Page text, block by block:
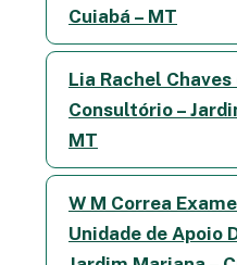
Cuiabá – MT
Lia Rachel
Consultório –
MT
W M Correa
Unidade de Apoio